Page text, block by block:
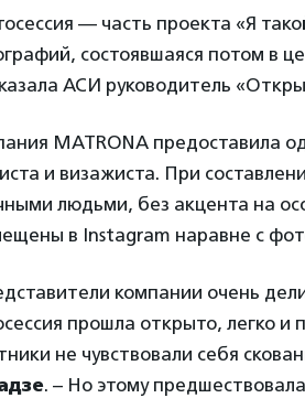
— часть проекта «Я
состоявшаяся потом в
АСИ руководитель
MATRONA предоставила
и визажиста. При
людьми, без акцента на
в Instagram наравне с
компании очень
прошла открыто, легко и
не чувствовали себя
. – Но этому